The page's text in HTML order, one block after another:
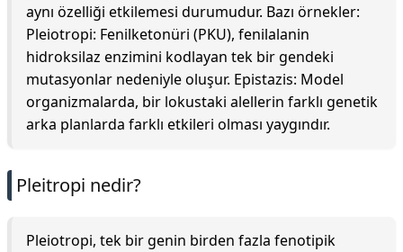
aynı özelliği etkilemesi durumudur. Bazı örnekler:
Pleiotropi: Fenilketonüri (PKU), fenilalanin
hidroksilaz enzimini kodlayan tek bir gendeki
mutasyonlar nedeniyle oluşur. Epistazis: Model
organizmalarda, bir lokustaki alellerin farklı genetik
arka planlarda farklı etkileri olması yaygındır.
Pleitropi nedir?
Pleiotropi, tek bir genin birden fazla fenotipik